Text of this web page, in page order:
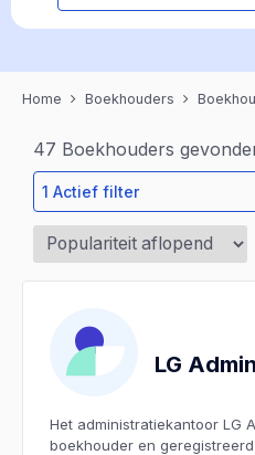
Home Boekhouders
47 Boekhouders
1 Actief filter
LG
Het administratiekantoor LG
boekhouder en